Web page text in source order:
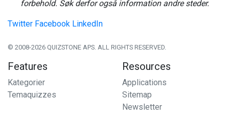
forbehold. Søk derfor også information andre steder.
Twitter Facebook LinkedIn
© 2008-2026 QUIZSTONE APS. ALL RIGHTS RESERVED.
Features
Kategorier
Temaquizzes
Resources
Applications
Sitemap
Newsletter